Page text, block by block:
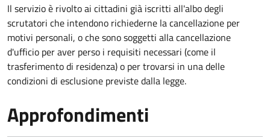
Il servizio è rivolto ai cittadini già iscritti all'albo degli
scrutatori che intendono richiederne la cancellazione per
motivi personali, o che sono soggetti alla cancellazione
d'ufficio per aver perso i requisiti necessari (come il
trasferimento di residenza) o per trovarsi in una delle
condizioni di esclusione previste dalla legge.
Approfondimenti